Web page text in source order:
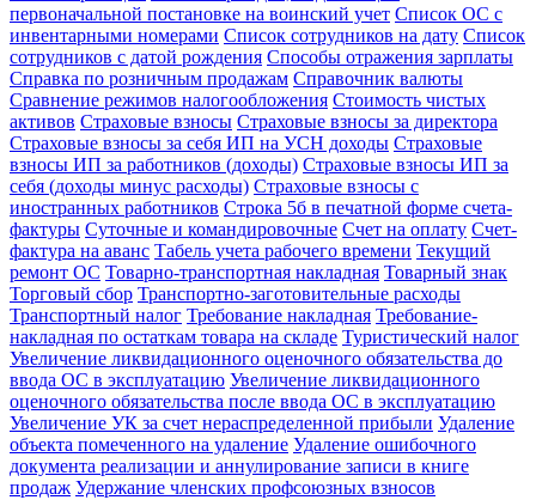
первоначальной постановке на воинский учет Список ОС с
инвентарными номерами Список сотрудников на дату Список
сотрудников с датой рождения Способы отражения зарплаты
Справка по розничным продажам Справочник валюты
Сравнение режимов налогообложения Стоимость чистых
активов Страховые взносы Страховые взносы за директора
Страховые взносы за себя ИП на УСН доходы Страховые
взносы ИП за работников (доходы) Страховые взносы ИП за
себя (доходы минус расходы) Страховые взносы с
иностранных работников Строка 5б в печатной форме счета-
фактуры Суточные и командировочные Счет на оплату Счет-
фактура на аванс Табель учета рабочего времени Текущий
ремонт ОС Товарно-транспортная накладная Товарный знак
Торговый сбор Транспортно-заготовительные расходы
Транспортный налог Требование накладная Требование-
накладная по остаткам товара на складе Туристический налог
Увеличение ликвидационного оценочного обязательства до
ввода ОС в эксплуатацию Увеличение ликвидационного
оценочного обязательства после ввода ОС в эксплуатацию
Увеличение УК за счет нераспределенной прибыли Удаление
объекта помеченного на удаление Удаление ошибочного
документа реализации и аннулирование записи в книге
продаж Удержание членских профсоюзных взносов